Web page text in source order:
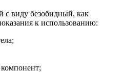
с виду безобидный, как
к использованию: